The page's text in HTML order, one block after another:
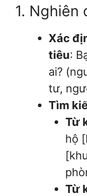
1. Nghiên
Xác
tiêu:
ai?
tư,
Tìm
Từ
hộ
Từ